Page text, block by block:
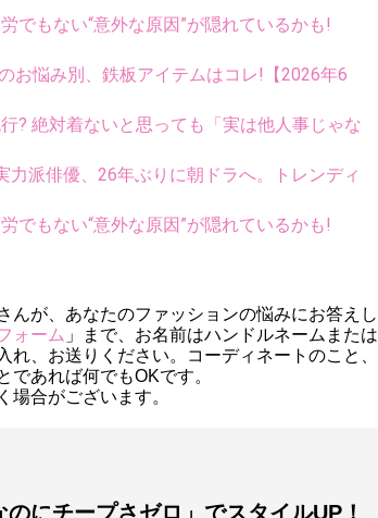
でもない“意外な原因”が隠れているかも!
お悩み別、鉄板アイテムはコレ!【2026年6
? 絶対着ないと思っても「実は他人事じゃな
派俳優、26年ぶりに朝ドラへ。トレンディ
でもない“意外な原因”が隠れているかも!
んが、あなたのファッションの悩みにお答えし
ォーム 」まで、お名前はハンドルネームまたは
、お送りください。コーディネートのこと、
あれば何でもOKです。
合がございます。
にチープさゼロ」でスタイルUP！